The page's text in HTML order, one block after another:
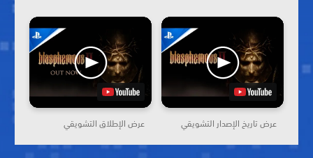
عرض الإطلاق التشويقي عرض تاريخ الإصدار التشويقي